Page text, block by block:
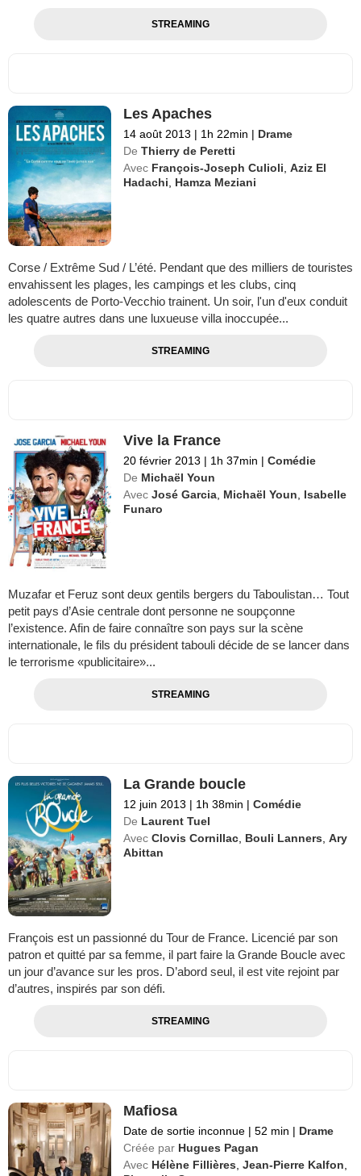
STREAMING
Les Apaches
14 août 2013 | 1h 22min | Drame
De Thierry de Peretti
Avec François-Joseph Culioli,Aziz El
Hadachi, Hamza Meziani
Corse / Extrême Sud / L’été. Pendant que des milliers de touristes
envahissent les plages, les campings et les clubs, cinq
adolescents de Porto-Vecchio trainent. Un soir, l'un d'eux conduit
les quatre autres dans une luxueuse villa inoccupée...
STREAMING
Vive la France
20 février 2013 | 1h 37min | Comédie
De Michaël Youn
Avec José Garcia, Michaël Youn, Isabelle
Funaro
Muzafar et Feruz sont deux gentils bergers du Taboulistan… Tout
petit pays d’Asie centrale dont personne ne soupçonne
l’existence. Afin de faire connaître son pays sur la scène
internationale, le fils du président tabouli décide de se lancer dans
le terrorisme «publicitaire»...
STREAMING
La Grande boucle
12 juin 2013 | 1h 38min | Comédie
De Laurent Tuel
Avec Clovis Cornillac, Bouli Lanners,Ary
Abittan
François est un passionné du Tour de France. Licencié par son
patron et quitté par sa femme, il part faire la Grande Boucle avec
un jour d’avance sur les pros. D’abord seul, il est vite rejoint par
d’autres, inspirés par son défi.
STREAMING
Mafiosa
Date de sortie inconnue | 52 min | Drame
Créée par Hugues Pagan
Avec Hélène Fillières,Jean-Pierre Kalfon,